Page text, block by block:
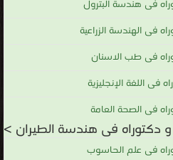
فى هندسة البترول
فى الهندسة الزراعية
فى طب الاسنان
اللغة الإنجليزية
فى الصحة العامة
دكتوراه فى هندسة الطيران >
فى علم الحاسوب